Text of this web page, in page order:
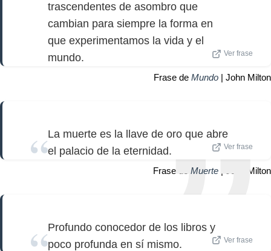
trascendentes de asombro que
cambian para siempre la forma en
que experimentamos la vida y el
mundo.
Ver frase
Frase de Mundo | John Milton
La muerte es la llave de oro que abre
el palacio de la eternidad.
Ver frase
Frase de Muerte | John Milton
Profundo conocedor de los libros y
poco profunda en sí mismo.
Ver frase